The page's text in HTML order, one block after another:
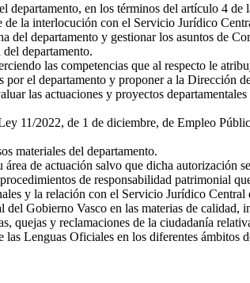
departamento, en los términos del artículo 4
de la interlocución con el Servicio Jurídico
departamento y gestionar los asuntos de
departamento.
las competencias que al respecto le
por el departamento y proponer a la
las actuaciones y proyectos
11/2022, de 1 de diciembre, de Empleo
materiales del departamento.
de actuación salvo que dicha autorización
de responsabilidad patrimonial
y la relación con el Servicio Jurídico Central
Gobierno Vasco en las materias de
quejas y reclamaciones de la ciudadanía
Lenguas Oficiales en los diferentes